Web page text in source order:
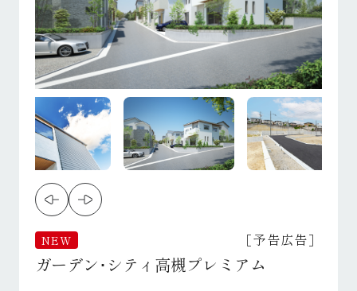
NEW ［予告広告］
ガーデン･シティ高槻プレミアム